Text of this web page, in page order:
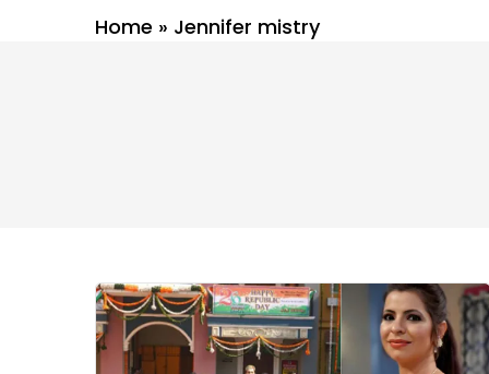
Home » Jennifer mistry